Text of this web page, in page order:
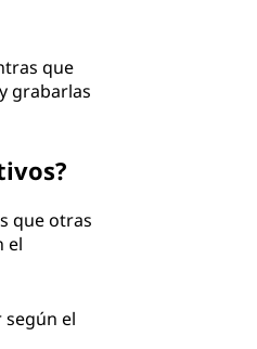
que
grabarlas
que otras
el
el